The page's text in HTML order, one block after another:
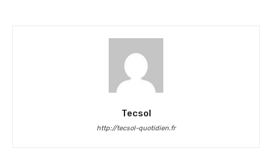
Tecsol
http://tecsol-quotidien.fr